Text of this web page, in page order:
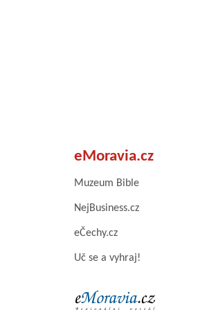
eMoravia.cz
Muzeum Bible
NejBusiness.cz
eČechy.cz
Uč se a vyhraj!